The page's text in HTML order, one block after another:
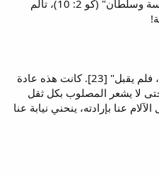
المصلوب هو "رأس كل رياسة وسلطان" (كو 2: 10)، تألم
"وأعطوه خمرًا بمر ليشرب، فلم يقبل" [23]. كانت هذه عادة
لا يشعر المصلوب بكل ثقل
عنا بإرادته، ينحني نيابة عنا